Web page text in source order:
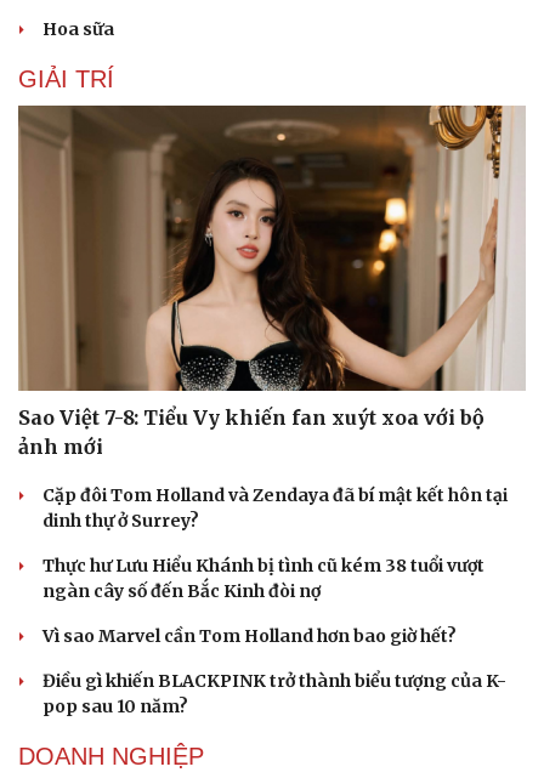
Hoa sữa
GIẢI TRÍ
Sao Việt 7-8: Tiểu Vy khiến fan xuýt xoa với bộ
ảnh mới
Cặp đôi Tom Holland và Zendaya đã bí mật kết hôn tại
dinh thự ở Surrey?
Thực hư Lưu Hiểu Khánh bị tình cũ kém 38 tuổi vượt
ngàn cây số đến Bắc Kinh đòi nợ
Vì sao Marvel cần Tom Holland hơn bao giờ hết?
Điều gì khiến BLACKPINK trở thành biểu tượng của K-
pop sau 10 năm?
DOANH NGHIỆP